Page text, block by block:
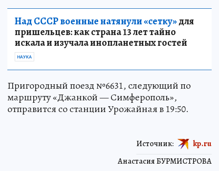
Над СССР военные натянули «сетку»для
пришельцев: как страна 13 лет тайно
искала и изучала инопланетных гостей
НАУКА
Пригородный поезд №6631, следующий по
маршруту «Джанкой — Симферополь»,
отправится со станции Урожайная в 19:50.
Анастасия БУРМИСТРОВА
Источник: kp.ru